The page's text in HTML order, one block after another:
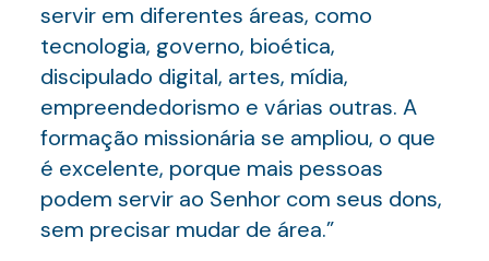
servir em diferentes áreas, como
tecnologia, governo, bioética,
discipulado digital, artes, mídia,
empreendedorismo e várias outras. A
formação missionária se ampliou, o que
é excelente, porque mais pessoas
podem servir ao Senhor com seus dons,
sem precisar mudar de área.”